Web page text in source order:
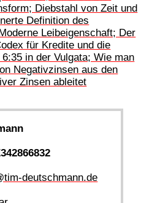
Diebstahl von Zeit und
Definition des
Leibeigenschaft; Der
für Kredite und die
in der Vulgata; Wie man
Negativzinsen aus den
Zinsen ableitet
deutschmann.de